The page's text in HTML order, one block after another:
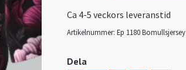
Ca 4-5 veckors leveranstid
Artikelnummer: Ep 1180 Bomullsjersey
Dela